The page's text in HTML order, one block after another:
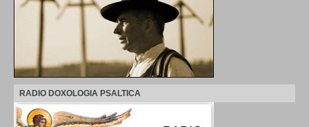
RADIO DOXOLOGIA PSALTICA